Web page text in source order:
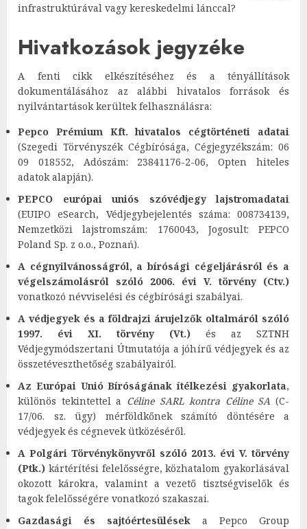
infrastruktúrával vagy kereskedelmi lánccal?
Hivatkozások jegyzéke
A fenti cikk elkészítéséhez és a tényállítások
dokumentálásához az alábbi hivatalos források és
nyilvántartások kerültek felhasználásra:
Pepco Prémium Kft. hivatalos cégtörténeti adatai
(Szegedi Törvényszék Cégbírósága, Cégjegyzékszám: 06
09 018552, Adószám: 23841176-2-06, Opten hiteles
adatok alapján).
PEPCO európai uniós szóvédjegy lajstromadatai
(EUIPO eSearch, Védjegybejelentés száma: 008734139,
Nemzetközi lajstromszám: 1760043, Jogosult: PEPCO
Poland Sp. z o.o., Poznań).
A cégnyilvánosságról, a bírósági cégeljárásról és a
végelszámolásról szóló 2006. évi V. törvény (Ctv.)
vonatkozó névviselési és cégbírósági szabályai.
A védjegyek és a földrajzi árujelzők oltalmáról szóló
1997. évi XI. törvény (Vt.) és az SZTNH
Védjegymódszertani Útmutatója a jóhírű védjegyek és az
összetéveszthetőség szabályairól.
Az Európai Unió Bíróságának ítélkezési gyakorlata,
különös tekintettel a Céline SARL kontra Céline SA (C-
17/06. sz. ügy) mérföldkőnek számító döntésére a
védjegyek és cégnevek ütközéséről.
A Polgári Törvénykönyvről szóló 2013. évi V. törvény
(Ptk.) kártérítési felelősségre, közhatalom gyakorlásával
okozott károkra, valamint a vezető tisztségviselők és
tagok felelősségére vonatkozó szakaszai.
Gazdasági és sajtóértesülések a Pepco Group